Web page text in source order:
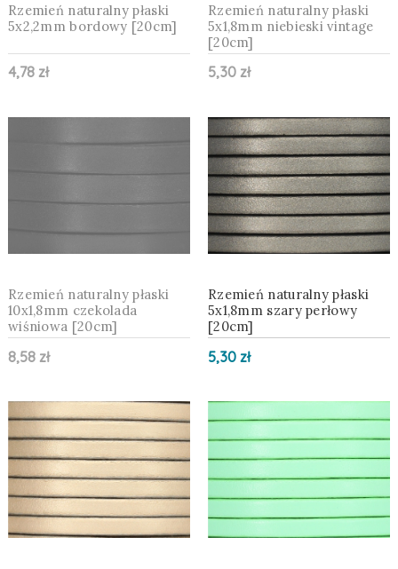
Rzemień naturalny płaski
5x2,2mm bordowy [20cm]
4,78 zł
Rzemień naturalny płaski
5x1,8mm niebieski vintage
[20cm]
5,30 zł
Rzemień naturalny płaski
10x1,8mm czekolada
wiśniowa [20cm]
8,58 zł
Rzemień naturalny płaski
5x1,8mm szary perłowy
[20cm]
5,30 zł